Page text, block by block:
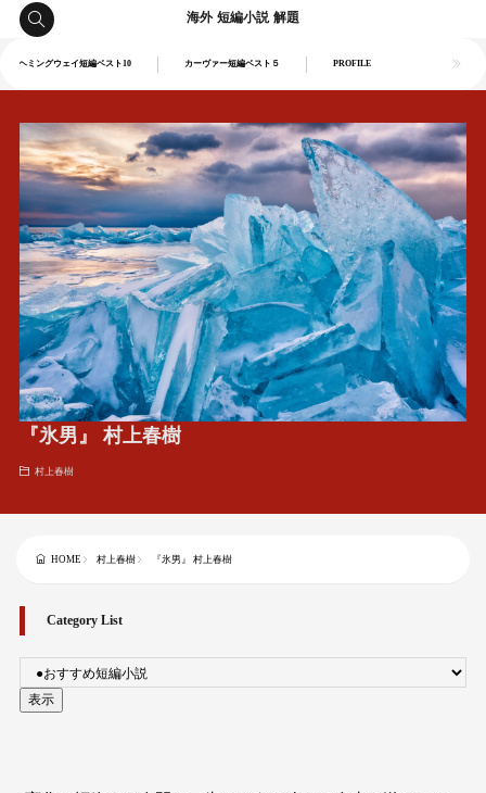
海外 短編小説 解題
ヘミングウェイ短編ベスト10 カーヴァー短編ベスト５ PROFILE
『氷男』 村上春樹
村上春樹
HOME 村上春樹 『氷男』 村上春樹
Category List